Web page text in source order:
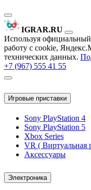
IGRAR.RU
Используя официальный
работу с cookie,
технических данных.
+7 (967) 555 41 55
Игровые приставки
Sony PlayStation 4
Sony PlayStation 5
Xbox Series
VR ( Виртуальная
Аксессуары
Электроника